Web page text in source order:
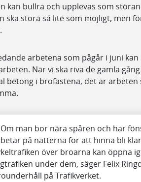
kan bullra och upplevas som
ska störa så lite som möjligt, men
arbetena som pågår i juni
När vi ska riva de gamla
betong i brofästena, det är
man bor nära spåren och har
på nätterna för att hinna bli
över broarna kan öppna
under dem, säger Felix
på Trafikverket.